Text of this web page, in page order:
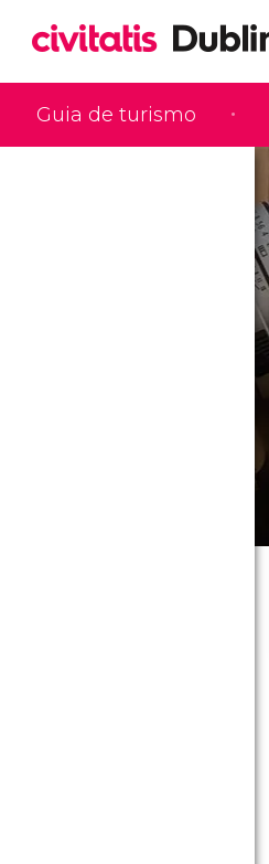
Guia de turismo